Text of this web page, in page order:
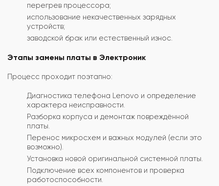
перегрев процессора;
использование некачественных зарядных
устройств;
заводской брак или естественный износ.
Этапы замены платы в Электроник
Процесс проходит поэтапно:
Диагностика телефона Lenovo и определение
характера неисправности.
Разборка корпуса и демонтаж повреждённой
платы.
Перенос микросхем и важных модулей (если это
возможно).
Установка новой оригинальной системной платы.
Подключение всех компонентов и проверка
работоспособности.